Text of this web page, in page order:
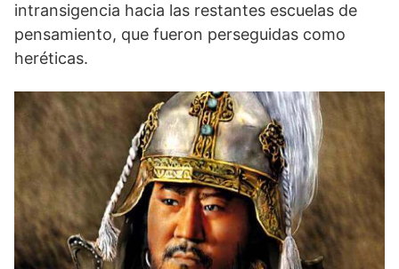
intransigencia hacia las restantes escuelas de
pensamiento, que fueron perseguidas como
heréticas.